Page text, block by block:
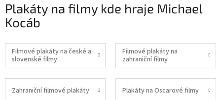
Plakáty na filmy kde hraje Michael
Kocáb
Filmové plakáty na české a
slovenské filmy
Filmové plakáty na
zahraniční filmy
Zahraniční filmové plakáty Plakáty na Oscarové filmy